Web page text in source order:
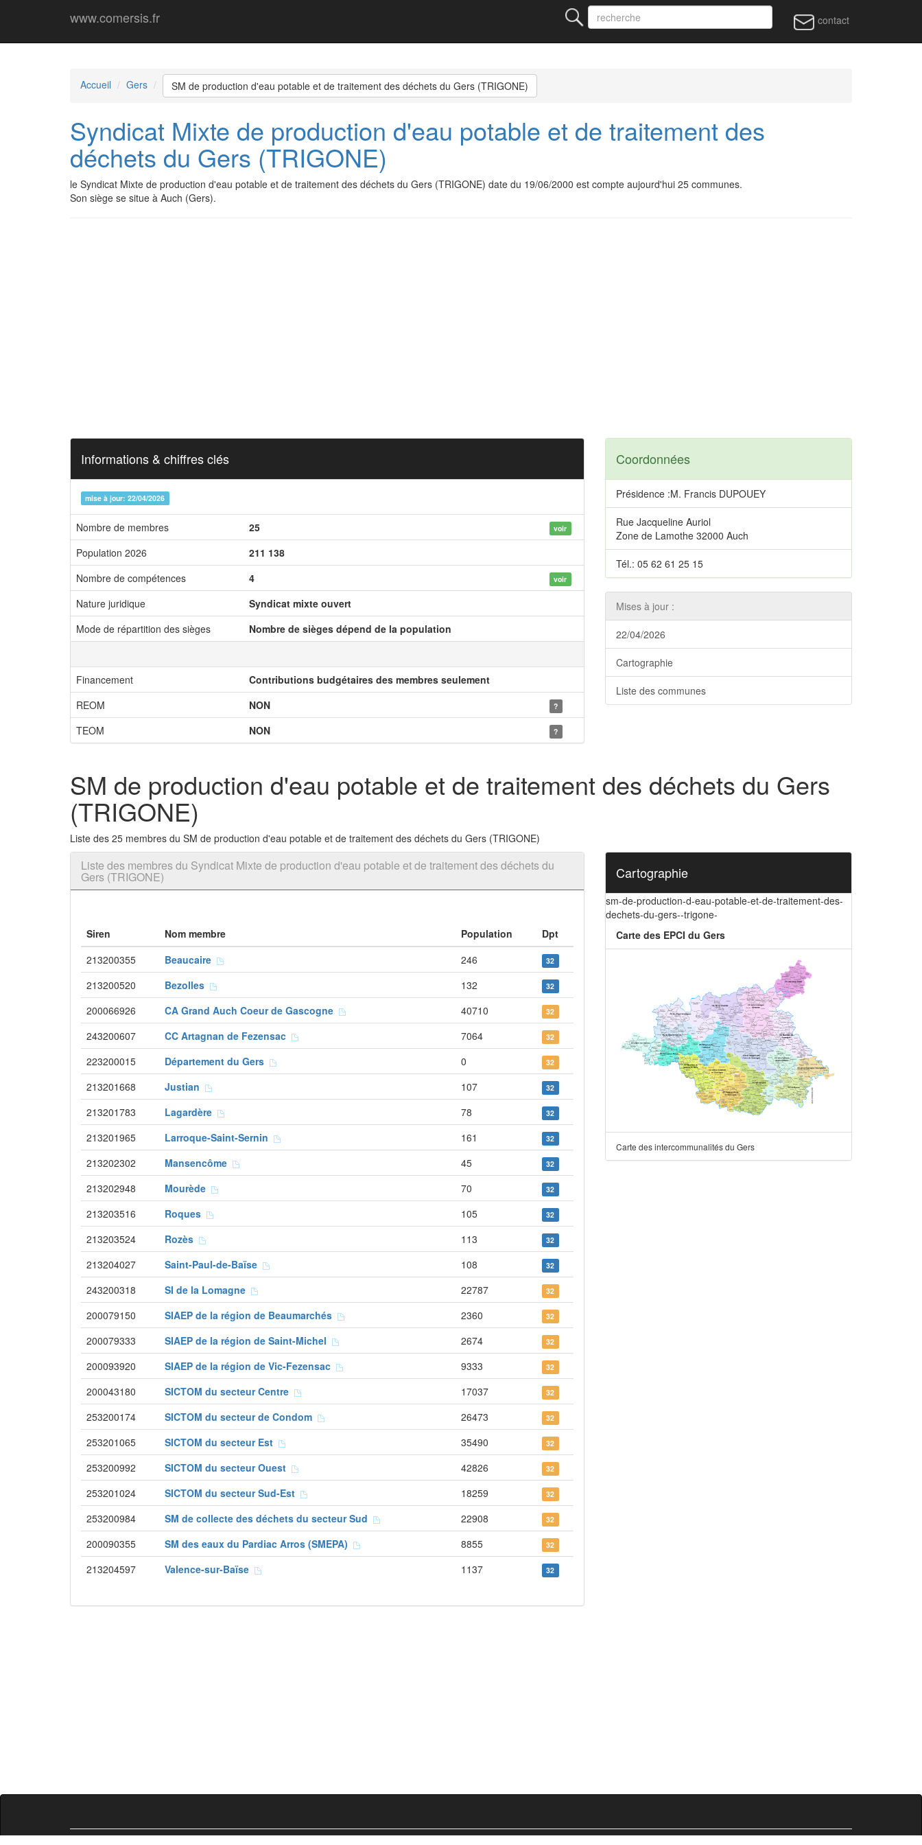
www.comersis.fr contact
Accueil Gers SM de production d'eau potable et de traitement des déchets du Gers (TRIGONE)
Syndicat Mixte de production d'eau potable et de traitement des
déchets du Gers (TRIGONE)
le Syndicat Mixte de production d'eau potable et de traitement des déchets du Gers (TRIGONE) date du 19/06/2000 est compte aujourd'hui 25 communes.
Son siège se situe à Auch (Gers).
Informations & chiffres clés
mise à jour: 22/04/2026
Nombre de membres 25 voir
Population 2026
211 138
Nombre de compétences
4 voir
Nature juridique
Syndicat mixte ouvert
Mode de répartition des sièges
Nombre de sièges dépend de la population
Financement
Contributions budgétaires des membres seulement
REOM
NON ?
TEOM NON ?
Coordonnées
Présidence :M. Francis DUPOUEY
Rue Jacqueline Auriol
Zone de Lamothe 32000 Auch
Tél.: 05 62 61 25 15
Mises à jour :
22/04/2026
Cartographie
Liste des communes
SM de production d'eau potable et de traitement des déchets du Gers
(TRIGONE)
Liste des 25 membres du SM de production d'eau potable et de traitement des déchets du Gers (TRIGONE)
Liste des membres du Syndicat Mixte de production d'eau potable et de traitement des déchets du
Gers (TRIGONE)
Siren Nom membre Population
Dpt
213200355
Beaucaire 246 32
213200520 Bezolles 132 32
200066926 CA Grand Auch Coeur de Gascogne 40710 32
243200607 CC Artagnan de Fezensac 7064 32
223200015 Département du Gers 0 32
213201668 Justian 107 32
213201783 Lagardère 78 32
213201965 Larroque-Saint-Sernin 161 32
213202302 Mansencôme 45 32
213202948 Mourède 70 32
213203516 Roques 105 32
213203524 Rozès 113 32
213204027 Saint-Paul-de-Baïse 108 32
243200318 SI de la Lomagne 22787 32
200079150 SIAEP de la région de Beaumarchés 2360 32
200079333 SIAEP de la région de Saint-Michel 2674 32
200093920 SIAEP de la région de Vic-Fezensac 9333 32
200043180 SICTOM du secteur Centre 17037 32
253200174 SICTOM du secteur de Condom 26473 32
253201065 SICTOM du secteur Est 35490 32
253200992 SICTOM du secteur Ouest 42826 32
253201024 SICTOM du secteur Sud-Est 18259 32
253200984 SM de collecte des déchets du secteur Sud 22908 32
200090355 SM des eaux du Pardiac Arros (SMEPA) 8855 32
213204597 Valence-sur-Baïse 1137 32
Cartographie
sm-de-production-d-eau-potable-et-de-traitement-des-
dechets-du-gers--trigone-
Carte des EPCI du Gers
Carte des intercommunalités du Gers